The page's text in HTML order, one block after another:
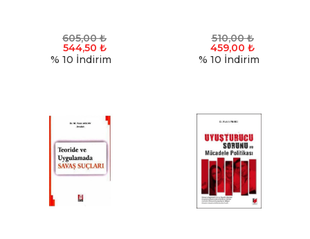
605,00₺
544,50 ₺
% 10 İndirim
510,00₺
459,00 ₺
% 10 İndirim